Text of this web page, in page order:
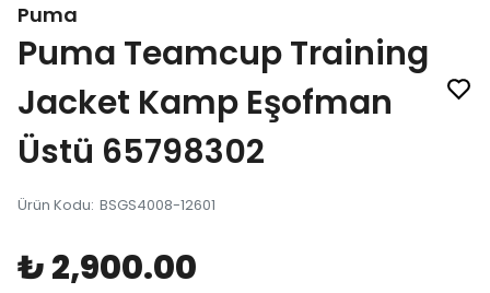
Puma
Puma Teamcup Training
Jacket Kamp Eşofman
Üstü 65798302
Ürün Kodu: BSGS4008-12601
₺ 2,900.00